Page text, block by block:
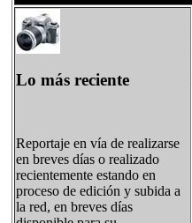
Lo más reciente
Reportaje en vía de realizarse
en breves días o realizado
recientemente estando en
proceso de edición y subida a
la red, en breves días